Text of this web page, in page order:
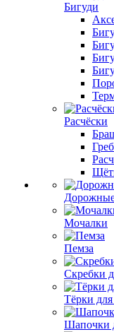
Бигуди
Расчёски
Мочалки
Пемза
Скребки
Тёрки
Шапочки